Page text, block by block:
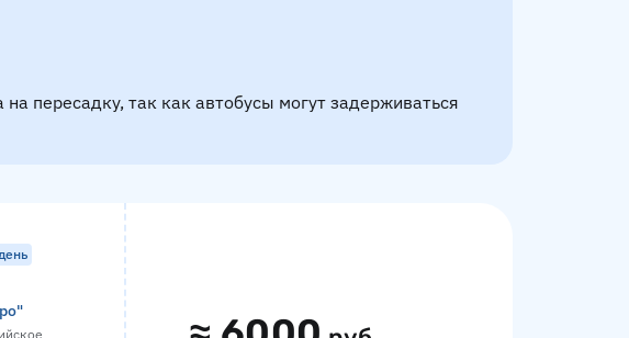
пересадку, так как автобусы могут задерживаться